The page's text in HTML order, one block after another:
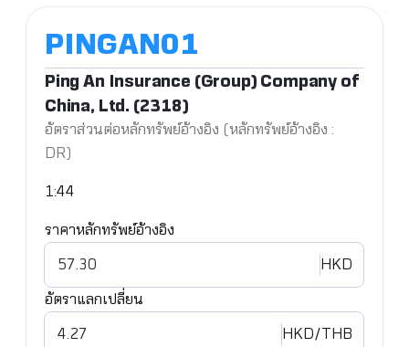
Ping An Insurance (Group) Company of
China, Ltd. (2318)
อัตราส่วนต่อหลักทรัพย์อ้างอิง (หลักทรัพย์อ้างอิง :
DR)
1:44
ราคาหลักทรัพย์อ้างอิง
HKD
อัตราแลกเปลี่ยน
HKD/THB